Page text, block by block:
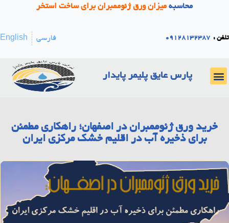
محاسبهمیزان ورق ژئوممبران برای ساخت استخر
:
09128132387 فارسی English
پارس عایق پلیمر پایدار
خرید ورق ژئوممبران در اصفهان؛ راهکاری مطمئن
برای ذخیره آب در اقلیم خشک مرکزی ایران